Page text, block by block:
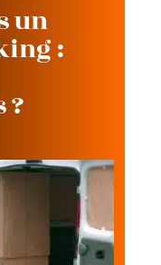
un
:
?